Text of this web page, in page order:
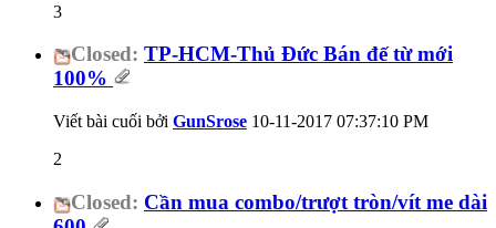
3
Closed: TP-HCM-Thủ Đức Bán đế từ mới
100%
Viết bài cuối bởi GunSrose 10-11-2017 07:37:10 PM
2
Closed: Cần mua combo/trượt tròn/vít me dài